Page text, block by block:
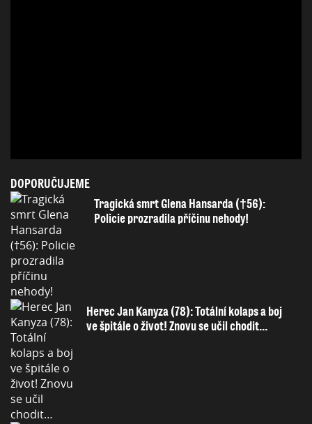
DOPORUČUJEME
Tragická smrt Glena Hansarda (†56):
Policie prozradila příčinu nehody!
Herec Jan Kanyza (78): Totální kolaps a boj
ve špitále o život! Znovu se učil chodit…